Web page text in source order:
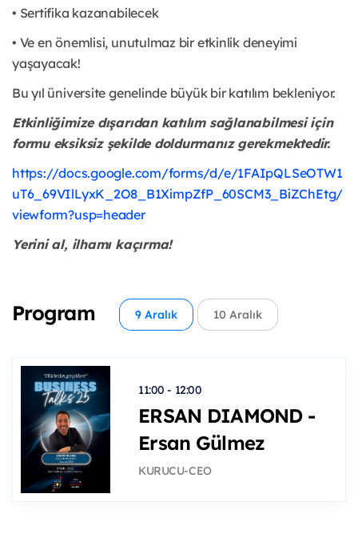
• Sertifika kazanabilecek
• Ve en önemlisi, unutulmaz bir etkinlik deneyimi
yaşayacak!
Bu yıl üniversite genelinde büyük bir katılım bekleniyor.
Etkinliğimize dışarıdan katılım sağlanabilmesi için
formu eksiksiz şekilde doldurmanız gerekmektedir.
https://docs.google.com/forms/d/e/1FAIpQLSeOTW1
uT6_69VIlLyxK_2O8_B1XimpZfP_60SCM3_BiZChEtg/
viewform?usp=header
Yerini al, ilhamı kaçırma!
Program 9 Aralık 10 Aralık
11:00 - 12:00
ERSAN DIAMOND -
Ersan Gülmez
KURUCU-CEO